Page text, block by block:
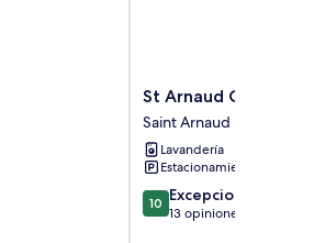
St
Arnaud
Caravan
Park
Saint
Arnaud
St Arnaud Caravan
Saint Arnaud
Lavandería
Estacionamiento gratis
10.0
de
10 Excepcional
13 opiniones